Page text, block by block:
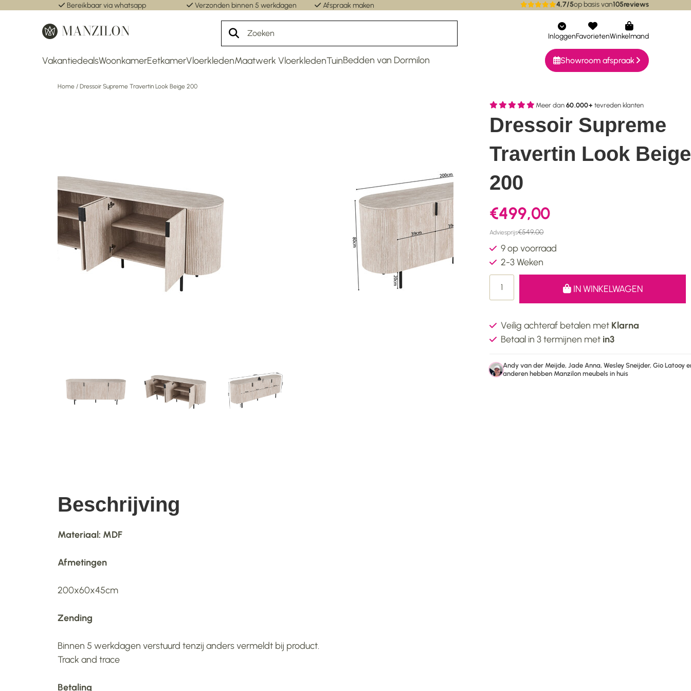
Bereikbaar via whatsapp Verzonden binnen 5 werkdagen Afspraak maken Bereikbaar via whatsapp
4,7/5op basis van105reviews
InloggenFavorietenWinkelmand
VakantiedealsWoonkamerEetkamerVloerkledenMaatwerk VloerkledenTuinBedden van Dormilon Showroom afspraak
Home / Dressoir Supreme Travertin Look Beige 200
Meer dan 60.000+ tevreden klanten
Dressoir Supreme
Travertin Look Beige
200
€499,00
Adviesprijs€549,00
9 op voorraad
2-3 Weken
IN WINKELWAGEN
Veilig achteraf betalen met Klarna
Betaal in 3 termijnen met in3
Andy van der Meijde, Jade Anna, Wesley Sneijder, Gio Latooy
anderen hebben Manzilon meubels in huis
Beschrijving
Materiaal: MDF
Afmetingen
200x60x45cm
Zending
Binnen 5 werkdagen verstuurd tenzij anders vermeldt bij product.
Track and trace
Betaling